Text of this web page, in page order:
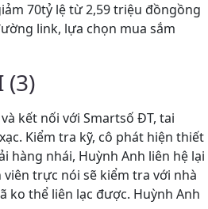
70tỷ lệ từ 2,59 triệu đồngồng
link, lựa chọn mua sắm
(3)
kết nối với Smartsố ĐT, tai
Kiểm tra kỹ, cô phát hiện thiết
hàng nhái, Huỳnh Anh liên hệ lại
trực nói sẽ kiểm tra với nhà
ko thể liên lạc được. Huỳnh Anh